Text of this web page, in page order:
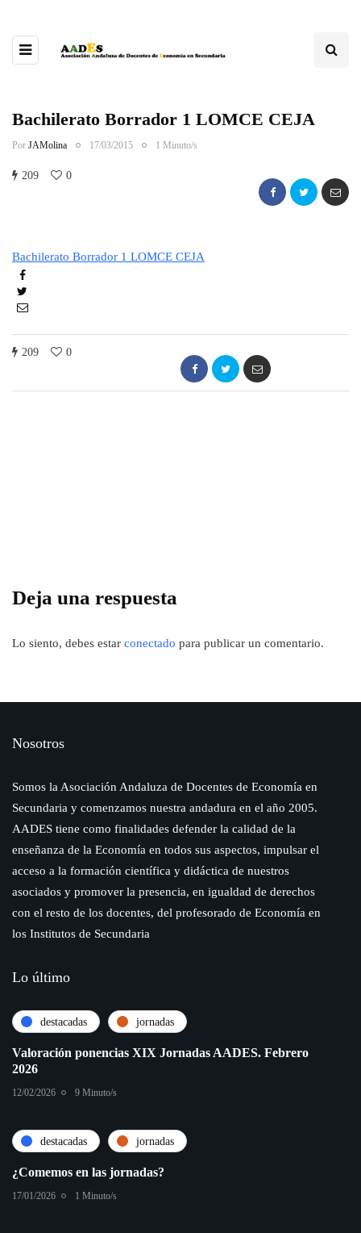
Bachilerato Borrador 1 LOMCE CEJA
Por JAMolina 17/03/2015 1 Minuto/s
209 0
Bachilerato Borrador 1 LOMCE CEJA
209 0
Deja una respuesta
Lo siento, debes estar conectado para publicar un comentario.
Nosotros
Somos la Asociación Andaluza de Docentes de Economía en
Secundaria y comenzamos nuestra andadura en el año 2005.
AADES tiene como finalidades defender la calidad de la
enseñanza de la Economía en todos sus aspectos, impulsar el
acceso a la formación científica y didáctica de nuestros
asociados y promover la presencia, en igualdad de derechos
con el resto de los docentes, del profesorado de Economía en
los Institutos de Secundaria
Lo último
destacadas jornadas
Valoración ponencias XIX Jornadas AADES. Febrero
2026
12/02/2026 9 Minuto/s
destacadas jornadas
¿Comemos en las jornadas?
17/01/2026 1 Minuto/s